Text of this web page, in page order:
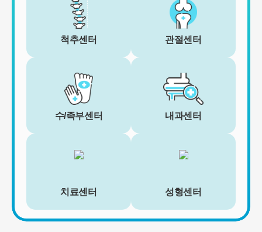
척추센터 관절센터
수/족부센터 내과센터
치료센터 성형센터
보 제공, 소식 전달, 설문조사
3. 신규 서비스 개발 및 마케팅, 광고에의 활용
- 신규 서비스 개발 및 맞춤 서비스 제공, 이벤트 및 광고성 정보 제공
및 참여기회 제공
- 이벤트 프로모션에 참여하거나 선택형 서비스를 이용하려는 경우
회원의 별도 동의 하에 아래의 정보를 수집할 수 있습니다.
• 휴대전화번호, 전자우편 주소, 주소, 성별, 지역
• 회원의 휴대전화기 주소록 내에 저장된 제3자의 휴대전화번호 (소
셜 커뮤니티 기능이 탑재되어 있는 서비스에 한하며, 이 경우에도 제
3자의 휴대전화번호를 저장하지 않음)
• 신용카드 번호, 휴대전화번호, 상품권 결제 제휴사의 ID 및 비밀번
호 (유료 결제 서비스를 사용하는 회원에 한함)
■ 개인정보의 처리 및 보유기간
위해 이용합니다. 이용자의 개인정보는 원칙적으로 개인정보의 수집
및 이용목적이 달성되거나 이용자가 직접 삭제, 수정 또는 회원 탈퇴
한 경우에 재생할 수 없는 방법으로 파기합니다.